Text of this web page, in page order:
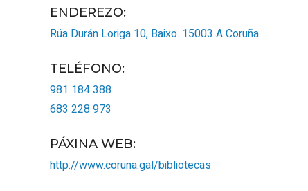
ENDEREZO:
Rúa Durán Loriga 10, Baixo. 15003 A Coruña
TELÉFONO:
981 184 388
683 228 973
PÁXINA WEB:
http://www.coruna.gal/bibliotecas